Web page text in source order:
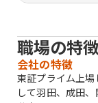
職場の特徴
会社の特徴
東証プライム上
して羽田、成田